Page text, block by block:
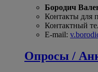
Бородич
Контакты для
Контактный
E-mail:
Опросы /